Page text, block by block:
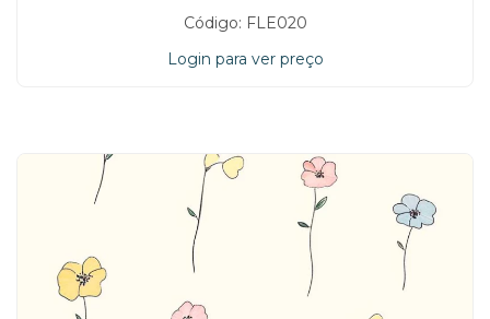
Código: FLE020
Login para ver preço